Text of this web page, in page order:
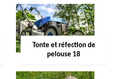
Tonte et réfection de
pelouse 18